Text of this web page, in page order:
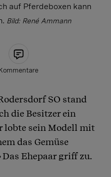
auf Pferdeboxen kann
Bild: René Ammann
SO stand
die Besitzer ein
lobte sein Modell mit
das Gemüse
Das Ehepaar griff zu.